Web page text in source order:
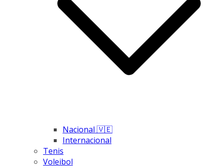
Nacional 🇻🇪
Internacional
Tenis
Voleibol